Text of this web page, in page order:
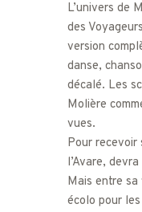
L’univers de
des
version
danse,
décalé. Les
Molière
vues.
Pour recevoir
l’Avare,
Mais entre
écolo pour